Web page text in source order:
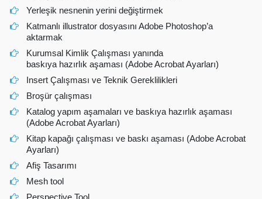
Yerleşik nesnenin yerini değiştirmek
Katmanlı illustrator dosyasını Adobe Photoshop’a
aktarmak
Kurumsal Kimlik Çalışması yanında
baskıya hazırlık aşaması (Adobe Acrobat Ayarları)
Insert Çalışması ve Teknik Gereklilikleri
Broşür çalışması
Katalog yapım aşamaları ve baskıya hazırlık aşaması
(Adobe Acrobat Ayarları)
Kitap kapağı çalışması ve baskı aşaması (Adobe Acrobat
Ayarları)
Afiş Tasarımı
Mesh tool
Perspective Tool